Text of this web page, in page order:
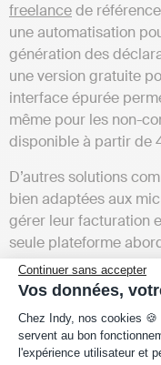
Continuer sans accepter
Vos données,
Plateforme de
Chez Indy, nos cookies
servent au bon
l'expérience utilisateur et
freelancede
une automatisation
génération des
une version gratuite
interface épurée
même pour les non-
disponible à partir de
D’autres solutions
bien adaptées aux
gérer leur facturation
seule plateforme
Pour une SCI
Lessociétés civiles
comptables